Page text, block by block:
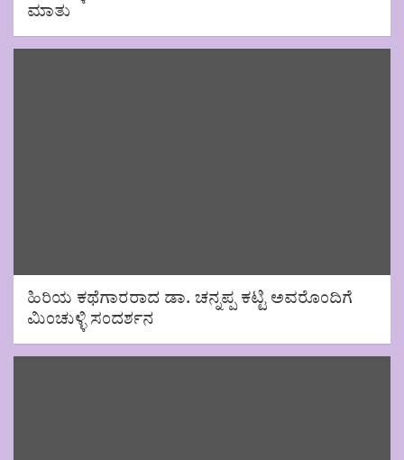
ಮಾತು
ಹಿರಿಯ ಕಥೆಗಾರರಾದ ಡಾ. ಚನ್ನಪ್ಪ ಕಟ್ಟಿ ಅವರೊಂದಿಗೆ
ಮಿಂಚುಳ್ಳಿ ಸಂದರ್ಶನ